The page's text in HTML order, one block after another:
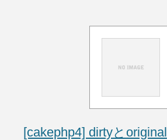
[cakephp4] dirtyとoriginal